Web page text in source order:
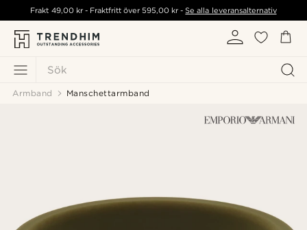
Sök
Frakt 49,00 kr- Fraktfritt över595,00 kr -Se alla leveransalternativ
Armband Manschettarmband